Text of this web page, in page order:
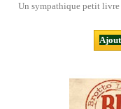
Un sympathique petit